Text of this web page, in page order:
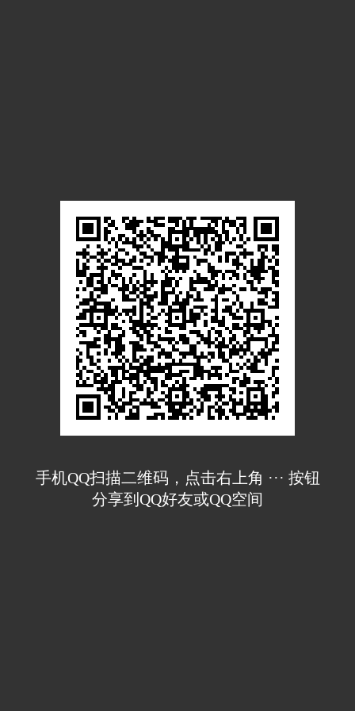
手机QQ扫描二维码，点击右上角 ··· 按钮
分享到QQ好友或QQ空间